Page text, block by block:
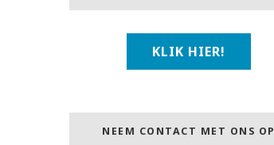
KLIK HIER!
NEEM CONTACT MET ONS OP